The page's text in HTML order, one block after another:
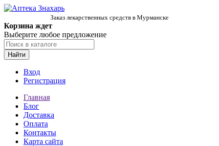
Заказ лекарственных средств в Мурманске
Корзина ждет
Выберите любое предложение
Найти
Вход
Регистрация
Главная
Блог
Доставка
Оплата
Контакты
Карта сайта